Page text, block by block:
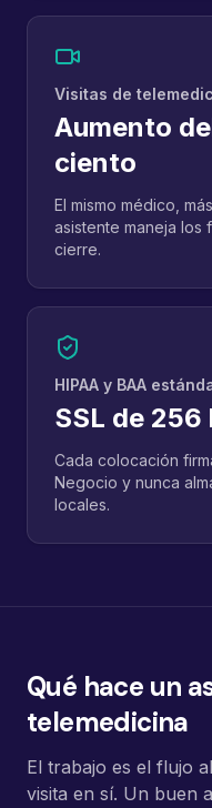
Visitas de
Aumento
ciento
El mismo médico,
asistente maneja los
cierre.
HIPAA y BAA
SSL de
Cada colocación
Negocio y nunca
locales.
Qué hace un
telemedicina
El trabajo es el flujo
visita en sí. Un buen